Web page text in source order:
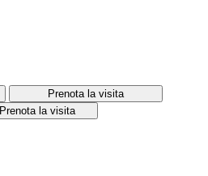
Prenota la visita
Prenota la visita